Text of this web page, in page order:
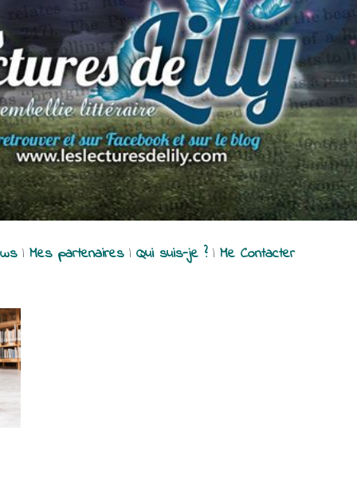
| Mes partenaires| Qui suis-je ?| Me Contacter